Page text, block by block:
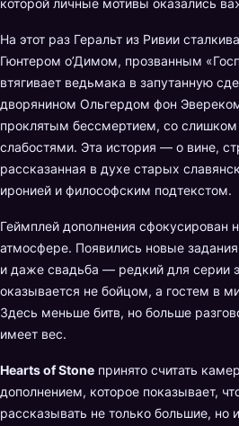
которой личные мотивы оказались
На этот раз Геральт из Ривии
Гюнтером о’Димом, прозванным
втягивает ведьмака в запутанную
дворянином Ольгердом фон
проклятым бессмертием, со
слабостями. Эта история — о вине,
рассказанная в духе старых
иронией и философским подтекстом.
Геймплей дополнения сфокусирован
атмосфере. Появились новые
и даже свадьба — редкий для серии
оказывается не бойцом, а гостем в
Здесь меньше битв, но больше
имеет вес.
Hearts of Stone принято считать
дополнением, которое показывает,
рассказывать не только большие, но